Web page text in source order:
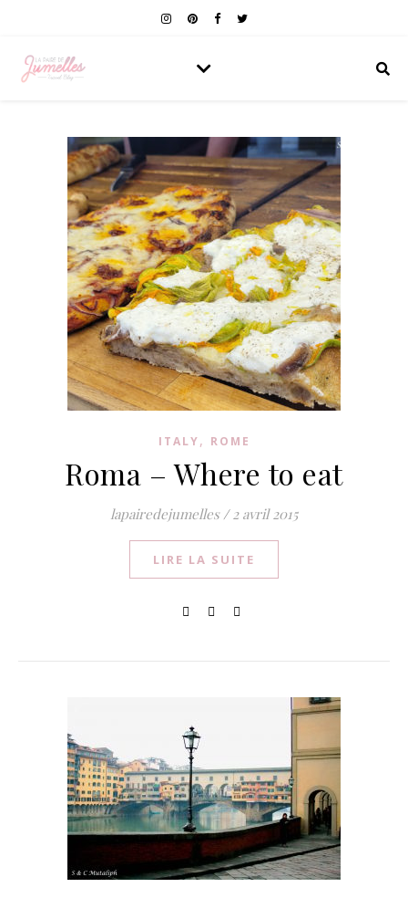
ITALY, ROME
Roma – Where to eat
lapairedejumelles / 2 avril 2015
LIRE LA SUITE